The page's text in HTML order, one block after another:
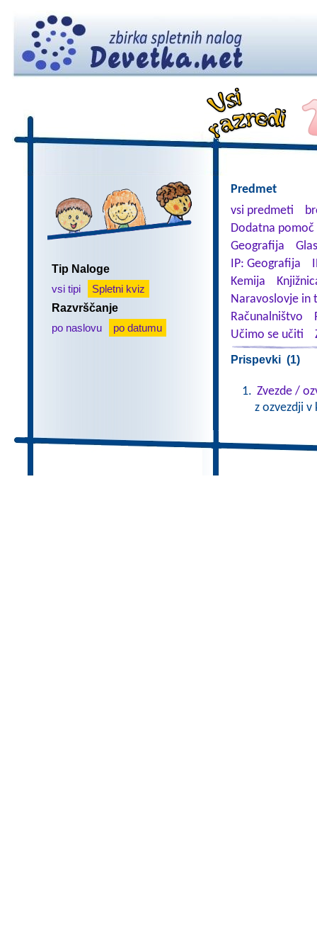
Tip Naloge
vsi tipi
Spletni kviz
Razvrščanje
po naslovu
po datumu
Predmet
vsi predmeti
Dodatna
Geografija
IP: Geografija
Kemija
Naravoslovje in
Računalništvo
Učimo se učiti
Prispevki (1)
Zvezde /
z ozvezdji